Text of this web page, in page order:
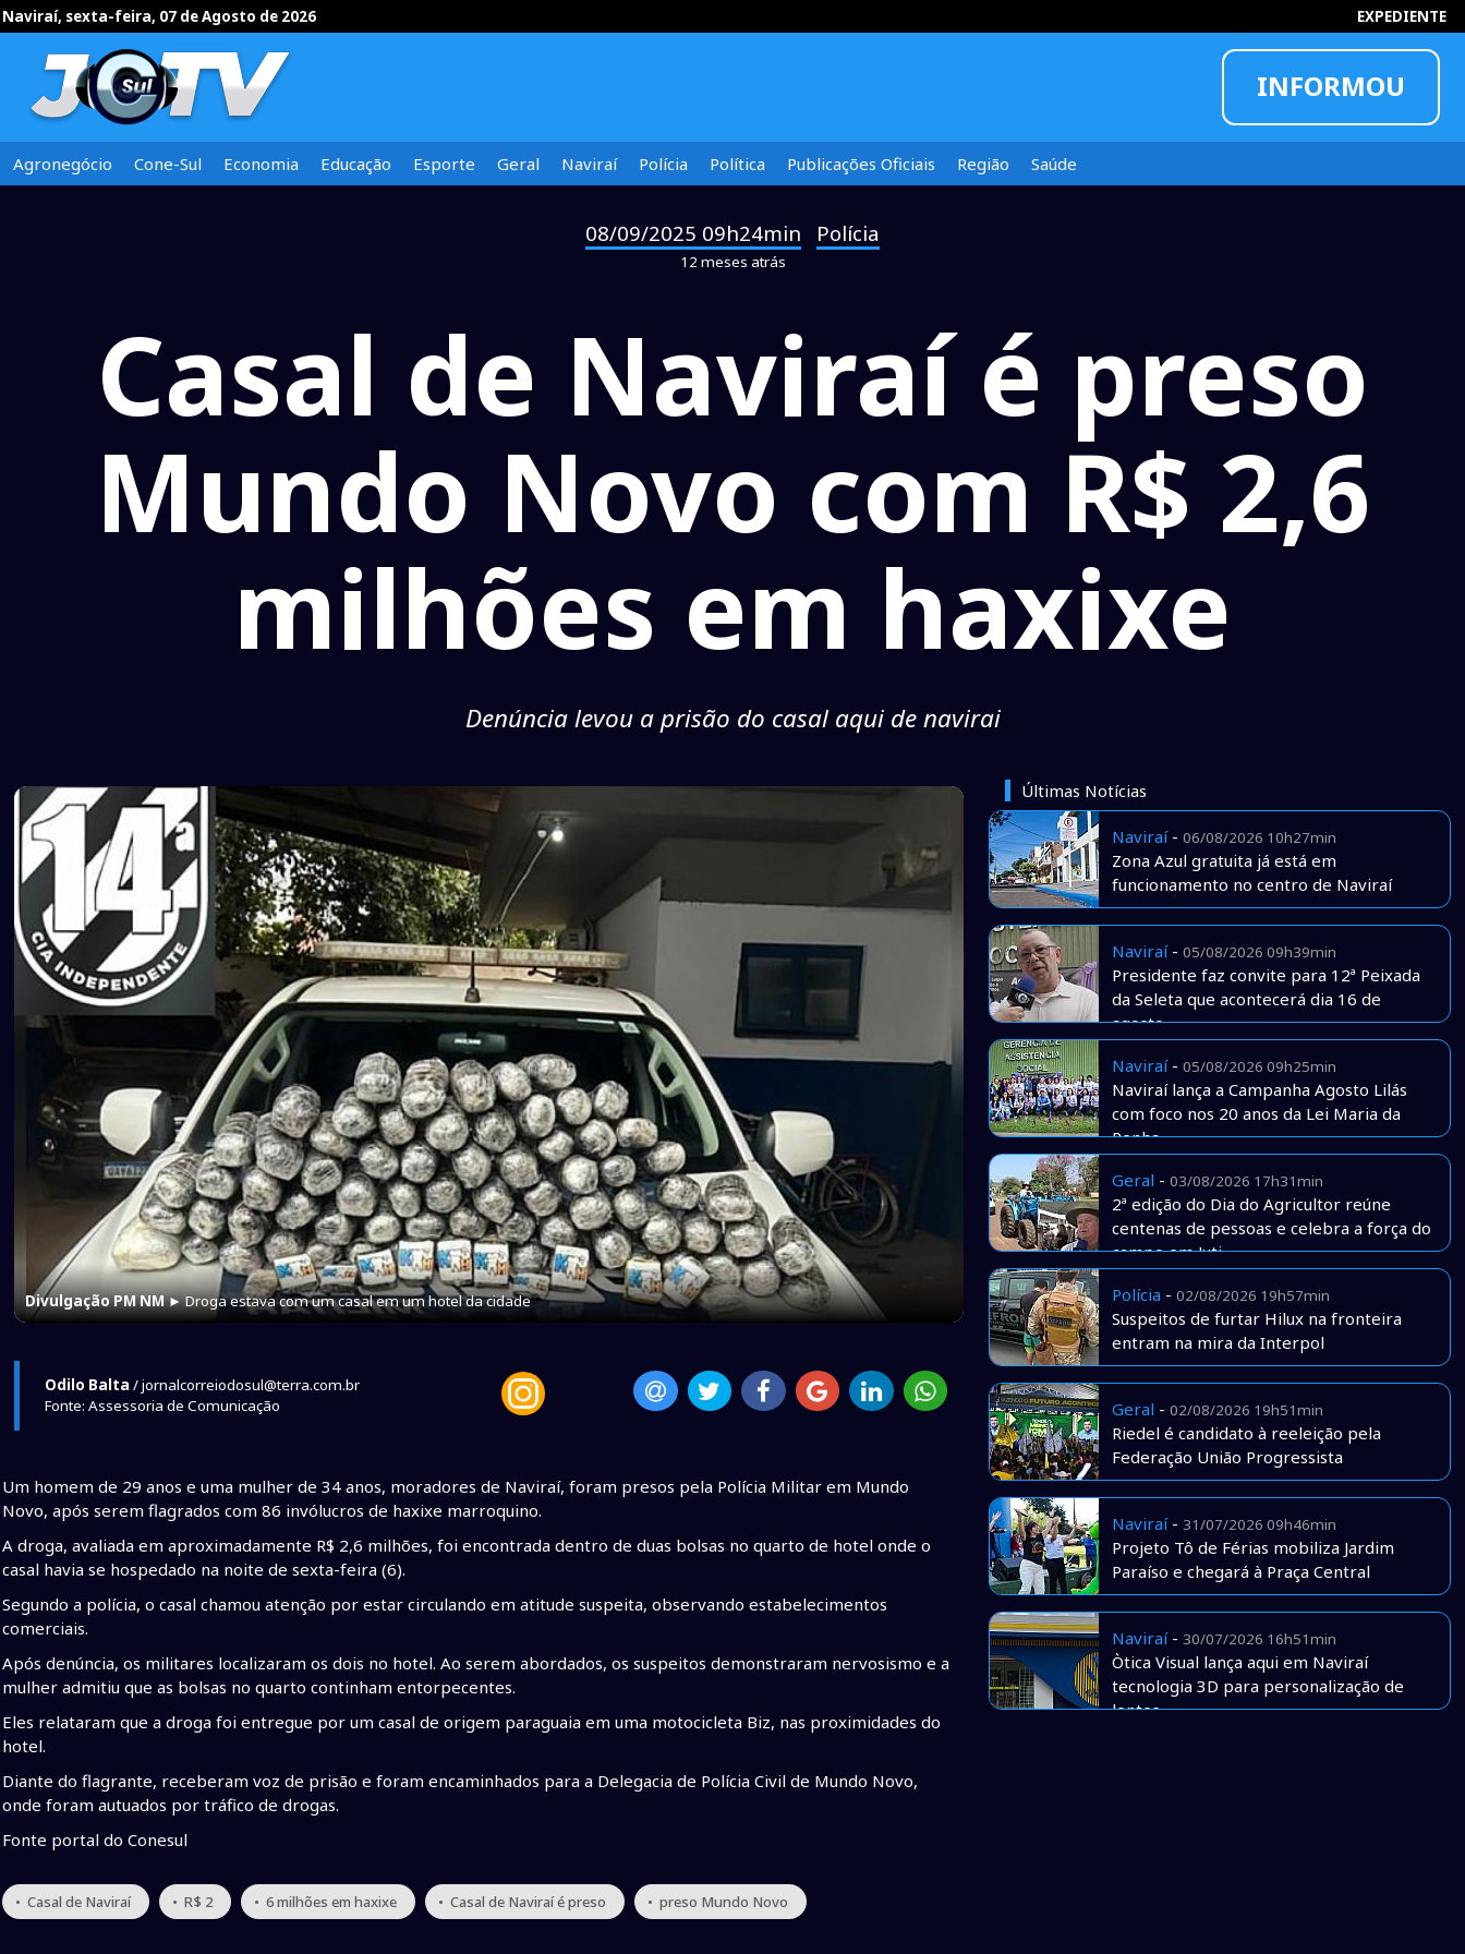
Naviraí, sexta-feira, 07 de Agosto de 2026 EXPEDIENTE
INFORMOU
Agronegócio Cone-Sul Economia Educação Esporte Geral Naviraí Polícia Política Publicações Oficiais Região Saúde
08/09/2025 09h24min Polícia
12 meses atrás
Casal de Naviraí é preso
Mundo Novo com R$ 2,6
milhões em haxixe
Denúncia levou a prisão do casal aqui de navirai
Divulgação PM NM► Droga estava com um casal em um hotel da cidade
Odilo Balta / jornalcorreiodosul@terra.com.br
Fonte: Assessoria de Comunicação
Um homem de 29 anos e uma mulher de 34 anos, moradores de Naviraí, foram presos pela Polícia Militar em Mundo
Novo, após serem flagrados com 86 invólucros de haxixe marroquino.
A droga, avaliada em aproximadamente R$ 2,6 milhões, foi encontrada dentro de duas bolsas no quarto de hotel onde o
casal havia se hospedado na noite de sexta-feira (6).
Segundo a polícia, o casal chamou atenção por estar circulando em atitude suspeita, observando estabelecimentos
comerciais.
Após denúncia, os militares localizaram os dois no hotel. Ao serem abordados, os suspeitos demonstraram nervosismo e a
mulher admitiu que as bolsas no quarto continham entorpecentes.
Eles relataram que a droga foi entregue por um casal de origem paraguaia em uma motocicleta Biz, nas proximidades do
hotel.
Diante do flagrante, receberam voz de prisão e foram encaminhados para a Delegacia de Polícia Civil de Mundo Novo,
onde foram autuados por tráfico de drogas.
Fonte portal do Conesul
• Casal de Naviraí • R$ 2 • 6 milhões em haxixe • Casal de Naviraí é preso • preso Mundo Novo
Últimas Notícias
Naviraí- 06/08/2026 10h27min
Zona Azul gratuita já está em
funcionamento no centro de Naviraí
Naviraí- 05/08/2026 09h39min
Presidente faz convite para 12ª Peixada
da Seleta que acontecerá dia 16 de
agosto
Naviraí- 05/08/2026 09h25min
Naviraí lança a Campanha Agosto Lilás
com foco nos 20 anos da Lei Maria da
Penha
Geral - 03/08/2026 17h31min
2ª edição do Dia do Agricultor reúne
centenas de pessoas e celebra a força do
campo em Juti
Polícia - 02/08/2026 19h57min
Suspeitos de furtar Hilux na fronteira
entram na mira da Interpol
Geral - 02/08/2026 19h51min
Riedel é candidato à reeleição pela
Federação União Progressista
Naviraí- 31/07/2026 09h46min
Projeto Tô de Férias mobiliza Jardim
Paraíso e chegará à Praça Central
Naviraí- 30/07/2026 16h51min
Òtica Visual lança aqui em Naviraí
tecnologia 3D para personalização de
lentes